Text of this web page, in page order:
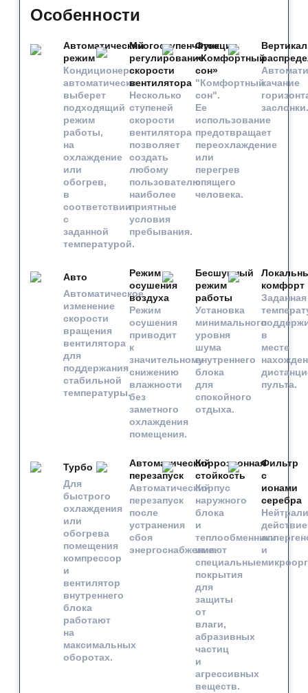
Особенности
Автоматический
режим
Кондиционер
автоматически
выберет
подходящий
режим
работы,
на
охлаждение
или
обогрев,
в
соответствии
с
заданной
температурой.
Многоступенчатое
регулирование
скорости
вентилятора
Несколько
ступеней
скорости
вентилятора
позволяет
создать
любому
пользователю
наиболее
приятные
условия
пребывания.
Функция
«Комфортный
сон»
"Комфортный
сон".
Ее
использование
предотвращает
переохлаждение
или
перегрев
спящего
человека.
качание
заслонки.
Авто
Автоматическое
изменение
скорости
вращения
вентилятора
для
поддержания
стабильной
температуры.
Режим
осушения
воздуха
Режим
осушения
приводит
к
значительному
снижению
влажности
без
заметного
охлаждения
помещения.
Бесшумный
режим
работы
Установка
минимального
уровня
шума
внутреннего
блока
для
спокойного
отдыха.
комфорт
Заданная
в
месте
пульта.
Турбо
Для
быстрого
охлаждения
или
обогрева
помещения
компрессор
и
вентилятор
внутреннего
блока
работают
на
максимальных
оборотах.
Автоматический
перезапуск
Автоматический
перезапуск
после
устранения
сбоя
энергоснабжения.
Коррозионная
стойкость
Корпус
наружного
блока
и
теплообменники
имеют
специальные
покрытия
для
защиты
от
влаги,
абразивных
частиц
и
агрессивных
веществ.
Фильтр
с
ионами
серебра
действие
и